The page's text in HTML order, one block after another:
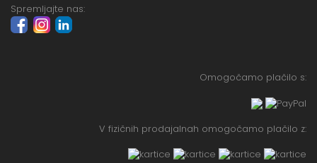
Spremljajte nas:
Omogočamo plačilo s:
V fizičnih prodajalnah omogočamo plačilo z: